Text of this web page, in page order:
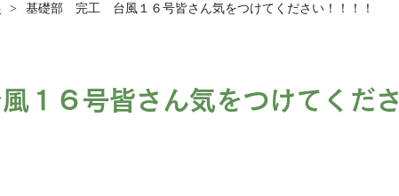
基礎部 完工 台風１６号皆さん気をつけてください！！！！
６号皆さん気をつけてくださ